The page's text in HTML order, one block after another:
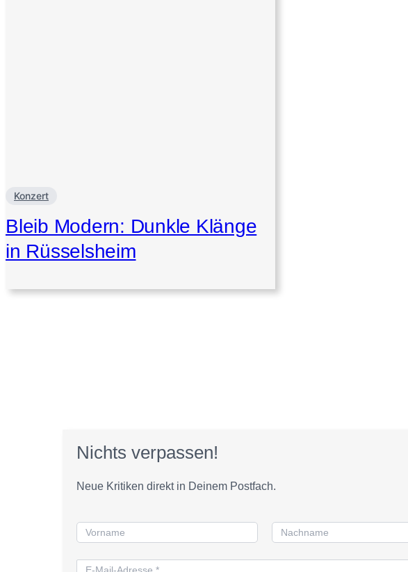
Konzert
Bleib Modern: Dunkle Klänge
in Rüsselsheim
Nichts verpassen!
Neue Kritiken direkt in Deinem Postfach.